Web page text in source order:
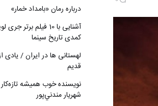
درباره رمان «بامداد خمار»
آشنایی با 10 فیلم
کمدی تاریخ سینما
لهستانی ها در ایران / یادی از
قدیم
نويسنده خوب هميشه
شهريار مندني‌پور